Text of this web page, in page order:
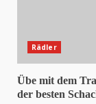
Rädler
Übe mit dem
der besten